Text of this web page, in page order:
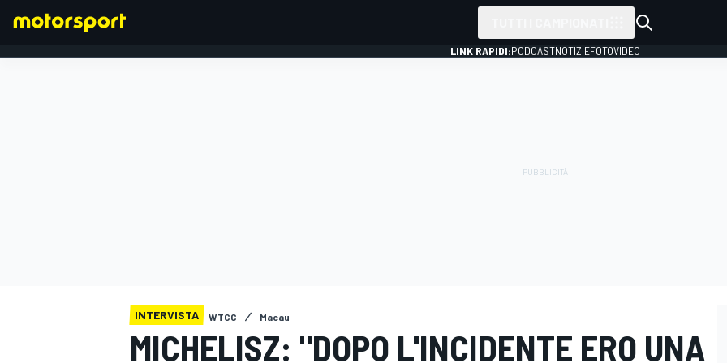
LINK RAPIDI:PODCASTNOTIZIEFOTOVIDEO
INTERVISTA WTCC Macau
MICHELISZ: "DOPO L'INCIDENTE ERO UNA